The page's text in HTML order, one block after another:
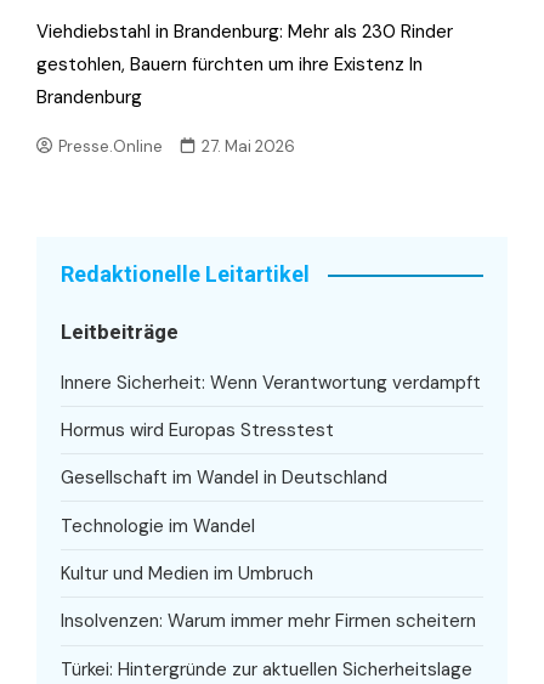
Viehdiebstahl in Brandenburg: Mehr als 230 Rinder
gestohlen, Bauern fürchten um ihre Existenz In
Brandenburg
Presse.Online 27. Mai 2026
Redaktionelle Leitartikel
Leitbeiträge
Innere Sicherheit: Wenn Verantwortung verdampft
Hormus wird Europas Stresstest
Gesellschaft im Wandel in Deutschland
Technologie im Wandel
Kultur und Medien im Umbruch
Insolvenzen: Warum immer mehr Firmen scheitern
Türkei: Hintergründe zur aktuellen Sicherheitslage